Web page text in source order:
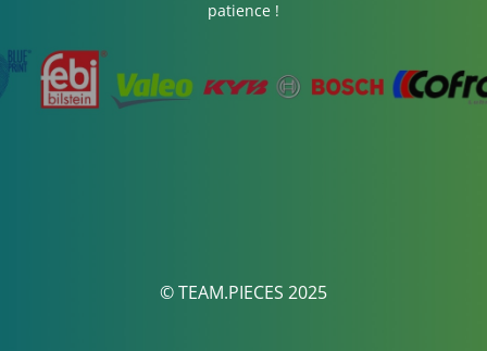
patience !
© TEAM.PIECES 2025